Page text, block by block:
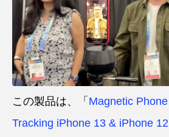
この製品は、「 Magnetic
Tracking iPhone 13 & iPhone